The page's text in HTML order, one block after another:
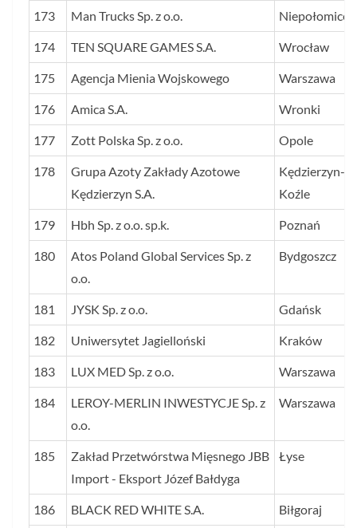
173 Man Trucks Sp. z o.o. Niepołomice
174 TEN SQUARE GAMES S.A. Wrocław
175 Agencja Mienia Wojskowego Warszawa
176 Amica S.A. Wronki
177 Zott Polska Sp. z o.o. Opole
178
Grupa Azoty Zakłady Azotowe
Kędzierzyn S.A.
Kędzierzyn-
Koźle
179 Hbh Sp. z o.o. sp.k. Poznań
180
Atos Poland Global Services Sp. z
o.o.
Bydgoszcz
181 JYSK Sp. z o.o. Gdańsk
182 Uniwersytet Jagielloński Kraków
183 LUX MED Sp. z o.o. Warszawa
184
LEROY-MERLIN INWESTYCJE Sp. z
o.o.
Warszawa
185
Zakład Przetwórstwa Mięsnego JBB
Import - Eksport Józef Bałdyga
Łyse
186 BLACK RED WHITE S.A. Biłgoraj